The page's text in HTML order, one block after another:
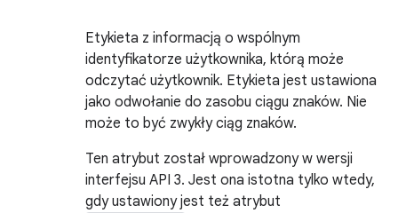
Etykieta z informacją o wspólnym
identyfikatorze użytkownika, którą może
odczytać użytkownik. Etykieta jest ustawiona
jako odwołanie do zasobu ciągu znaków. Nie
może to być zwykły ciąg znaków.
Ten atrybut został wprowadzony w wersji
interfejsu API 3. Jest ona istotna tylko wtedy,
gdy ustawiony jest też atrybut